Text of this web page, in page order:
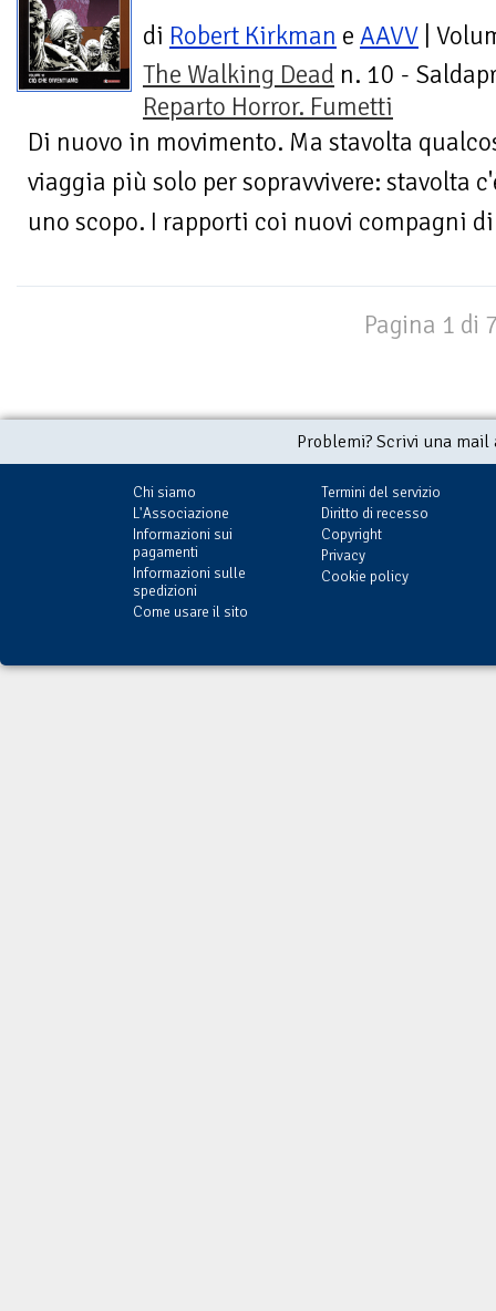
di Robert Kirkman e AAVV |
The Walking Dead n. 10 -
Reparto Horror. Fumetti
Di nuovo in movimento. Ma stavolta
viaggia più solo per sopravvivere: stavolta
uno scopo. I rapporti coi nuovi compagni
Pagina 1 di
Problemi? Scrivi una
Chi siamo
L'Associazione
Informazioni sui
pagamenti
Informazioni sulle
spedizioni
Come usare il sito
Termini del servizio
Diritto di recesso
Copyright
Privacy
Cookie policy